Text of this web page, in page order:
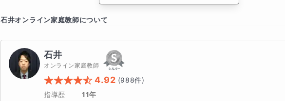
１．過去問から逆算してこの夏取り組むべき箇所にフォーカス！
受験で最も大切なのは、ゴールから逆算した学習計画です。
やみくもに努力するのではなく、きちんとゴール＝志望校への合格を見据えて「
石井オンライン家庭教師について
石井
オンライン家庭教師
4.92 (988件)
指導歴
11年